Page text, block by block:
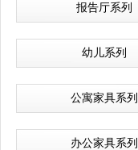
报告厅系列
幼儿系列
公寓家具系列
办公家具系列